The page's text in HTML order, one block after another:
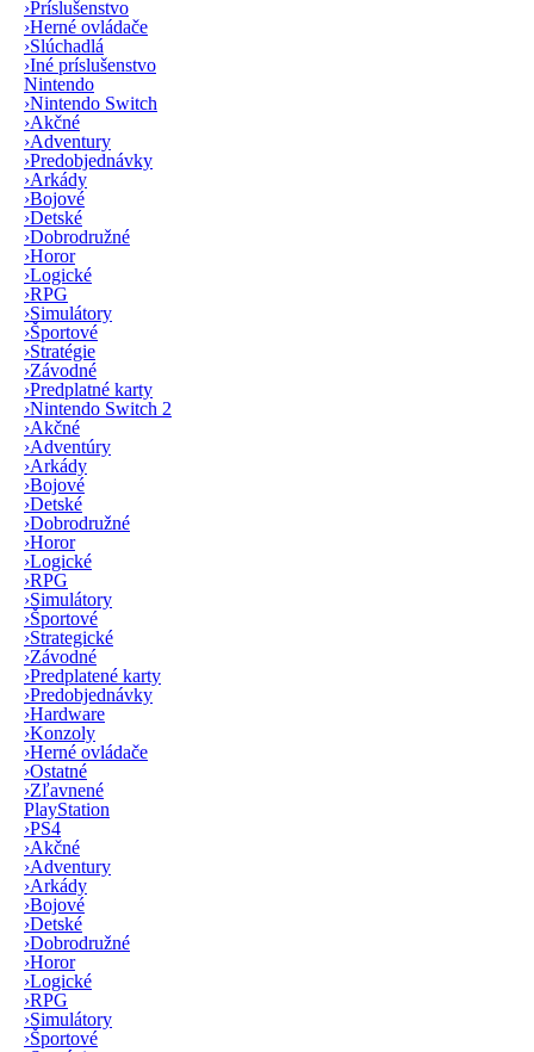
›Príslušenstvo
›Herné ovládače
›Slúchadlá
›Iné príslušenstvo
Nintendo
›Nintendo Switch
›Akčné
›Adventury
›Predobjednávky
›Arkády
›Bojové
›Detské
›Dobrodružné
›Horor
›Logické
›RPG
›Simulátory
›Športové
›Stratégie
›Závodné
›Predplatné karty
›Nintendo Switch 2
›Akčné
›Adventúry
›Arkády
›Bojové
›Detské
›Dobrodružné
›Horor
›Logické
›RPG
›Simulátory
›Športové
›Strategické
›Závodné
›Predplatené karty
›Predobjednávky
›Hardware
›Konzoly
›Herné ovládače
›Ostatné
›Zľavnené
PlayStation
›PS4
›Akčné
›Adventury
›Arkády
›Bojové
›Detské
›Dobrodružné
›Horor
›Logické
›RPG
›Simulátory
›Športové